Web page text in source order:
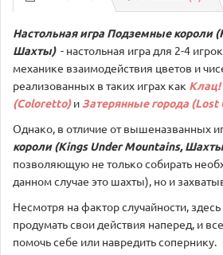
Настольная игра Подземные короли
Шахты) - настольная игра для 2-4
механике взаимодействия цветов и
реализованных в таких играх как Клац!
(Coloretto)и Затерянные города (Lost
Однако, в отличие от вышеназванных
короли (Kings Under Mountains,
позволяющую не только собирать
данном случае это шахты), но и
Несмотря на фактор случайности,
продумать свои действия наперед, и
помочь себе или навредить сопернику.